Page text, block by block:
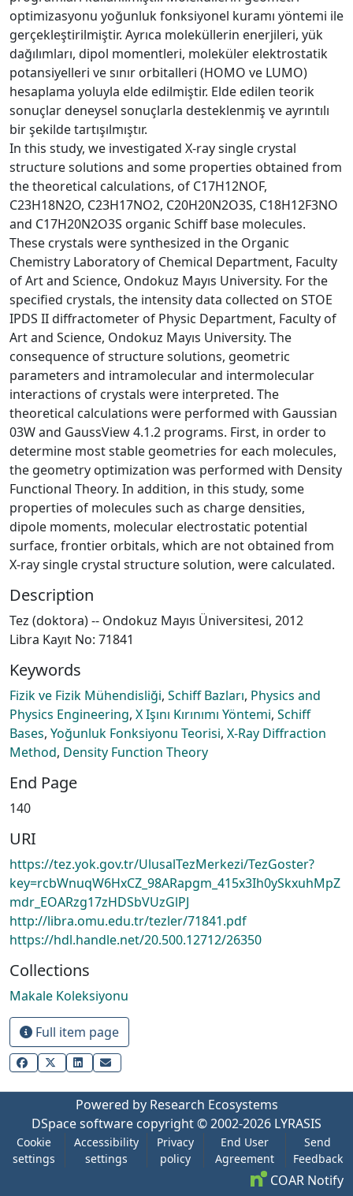
optimizasyonu yoğunluk fonksiyonel kuramı yöntemi ile
gerçekleştirilmiştir. Ayrıca moleküllerin enerjileri, yük
dağılımları, dipol momentleri, moleküler elektrostatik
potansiyelleri ve sınır orbitalleri (HOMO ve LUMO)
hesaplama yoluyla elde edilmiştir. Elde edilen teorik
sonuçlar deneysel sonuçlarla desteklenmiş ve ayrıntılı
bir şekilde tartışılmıştır.
In this study, we investigated X-ray single crystal
structure solutions and some properties obtained from
the theoretical calculations, of C17H12NOF,
C23H18N2O, C23H17NO2, C20H20N2O3S, C18H12F3NO
and C17H20N2O3S organic Schiff base molecules.
These crystals were synthesized in the Organic
Chemistry Laboratory of Chemical Department, Faculty
of Art and Science, Ondokuz Mayıs University. For the
specified crystals, the intensity data collected on STOE
IPDS II diffractometer of Physic Department, Faculty of
Art and Science, Ondokuz Mayıs University. The
consequence of structure solutions, geometric
parameters and intramolecular and intermolecular
interactions of crystals were interpreted. The
theoretical calculations were performed with Gaussian
03W and GaussView 4.1.2 programs. First, in order to
determine most stable geometries for each molecules,
the geometry optimization was performed with Density
Functional Theory. In addition, in this study, some
properties of molecules such as charge densities,
dipole moments, molecular electrostatic potential
surface, frontier orbitals, which are not obtained from
X-ray single crystal structure solution, were calculated.
Description
Tez (doktora) -- Ondokuz Mayıs Üniversitesi, 2012
Libra Kayıt No: 71841
Keywords
Fizik ve Fizik Mühendisliği, Schiff Bazları, Physics and
Physics Engineering, X Işını Kırınımı Yöntemi, Schiff
Bases, Yoğunluk Fonksiyonu Teorisi, X-Ray Diffraction
Method, Density Function Theory
End Page
140
URI
https://tez.yok.gov.tr/UlusalTezMerkezi/TezGoster?
key=rcbWnuqW6HxCZ_98ARapgm_415x3Ih0ySkxuhMpZ
mdr_EOARzg17zHDSbVUzGlPJ
http://libra.omu.edu.tr/tezler/71841.pdf
https://hdl.handle.net/20.500.12712/26350
Collections
Makale Koleksiyonu
Full item page
Powered by Research Ecosystems
DSpace software copyright © 2002-2026 LYRASIS
Cookie
settings
Accessibility
settings
Privacy
policy
End User
Agreement
Send
Feedback
COAR Notify